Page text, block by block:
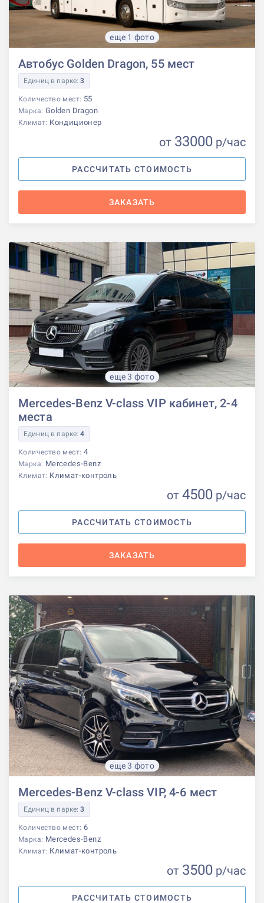
еще 1 фото
Автобус Golden Dragon, 55 мест
Единиц в парке:3
Количество мест: 55
Марка: Golden Dragon
Климат: Кондиционер
от 33000 р/час
РАССЧИТАТЬ СТОИМОСТЬ
ЗАКАЗАТЬ
еще 3 фото
Mercedes-Benz V-class VIP кабинет, 2-4
места
Единиц в парке:4
Количество мест: 4
Марка: Mercedes-Benz
Климат: Климат-контроль
от 4500 р/час
РАССЧИТАТЬ СТОИМОСТЬ
ЗАКАЗАТЬ
еще 3 фото
Mercedes-Benz V-class VIP, 4-6 мест
Единиц в парке:3
Количество мест: 6
Марка: Mercedes-Benz
Климат: Климат-контроль
от 3500 р/час
РАССЧИТАТЬ СТОИМОСТЬ